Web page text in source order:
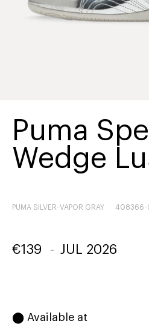
Puma
Wedge
PUMA SILVER-VAPOR GRAY 408366-
€139 - JUL 2026
⬤ Available at